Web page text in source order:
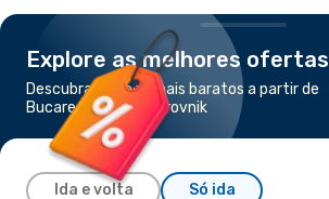
Explore as melhores ofertas
Descubra os voos mais baratos a partir de
Bucareste para Dubrovnik
Ida e volta Só ida